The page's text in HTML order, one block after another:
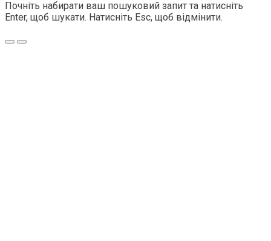
Почніть набирати ваш пошуковий запит та натисніть
Enter, щоб шукати. Натисніть Esc, щоб відмінити.
Меню